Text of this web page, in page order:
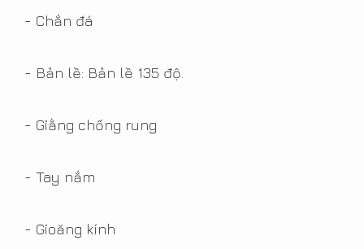
- Chắn đá
- Bản lề: Bản lề 135 độ.
- Giằng chống rung
- Tay nắm
- Gioăng kính